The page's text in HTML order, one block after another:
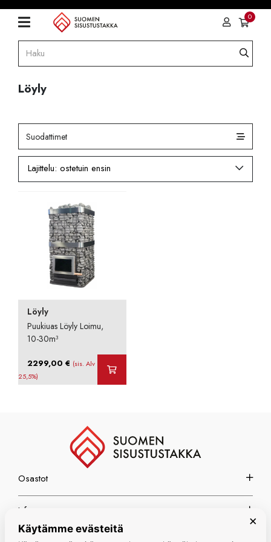
0
Löyly
Suodattimet
Löyly
Puukiuas Löyly Loimu,
10-30m³
2299,00€ (sis. Alv
25,5%)
Osastot
Info
×
Käytämme evästeitä